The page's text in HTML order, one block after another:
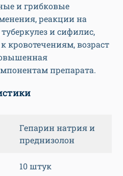
и грибковые
реакции на
и сифилис,
кровотечениям, возраст
препарата.
Гепарин натрия и
преднизолон
10 штук